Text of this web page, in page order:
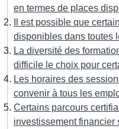
en termes de places
Il est possible que
disponibles dans toutes
La diversité des
difficile le choix pour
Les horaires des
convenir à tous les
Certains parcours
investissement financier